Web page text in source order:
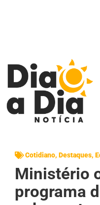
Cotidiano, Destaques,
Ministério
programa